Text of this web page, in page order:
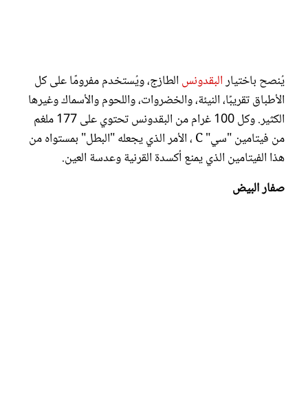
يُنصح باختيارالبقدونس الطازج، ويُستخدم مفرومًا على كل
الأطباق تقريبًا، النيئة، والخضروات، واللحوم والأسماك وغيرها
الكثير. وكل 100 غرام من البقدونس تحتوي على 177 ملغم
من فيتامين "سي" C ، الأمر الذي يجعله "البطل" بمستواه من
هذا الفيتامين الذي يمنع أكسدة القرنية وعدسة العين.
صفار البيض